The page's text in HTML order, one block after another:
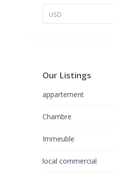
USD
Our Listings
appartement
Chambre
Immeuble
local commercial